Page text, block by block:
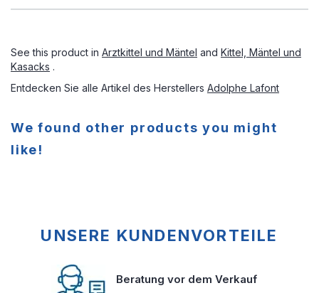
See this product in Arztkittel und Mäntel and Kittel, Mäntel und
Kasacks .
Entdecken Sie alle Artikel des Herstellers Adolphe Lafont
We found other products you might
like!
UNSERE KUNDENVORTEILE
Beratung vor dem Verkauf